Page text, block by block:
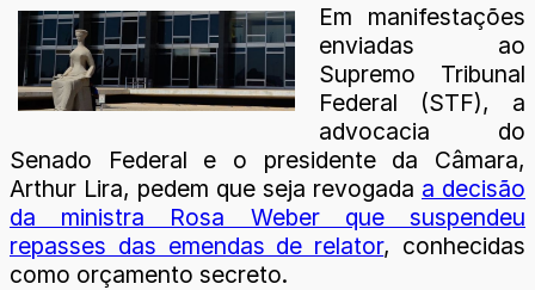
Em manifestações
enviadas ao
Supremo Tribunal
Federal (STF), a
advocacia do
Senado Federal e o presidente da Câmara,
Arthur Lira, pedem que seja revogada a decisão
da ministra Rosa Weber que suspendeu
repasses das emendas de relator, conhecidas
como orçamento secreto.